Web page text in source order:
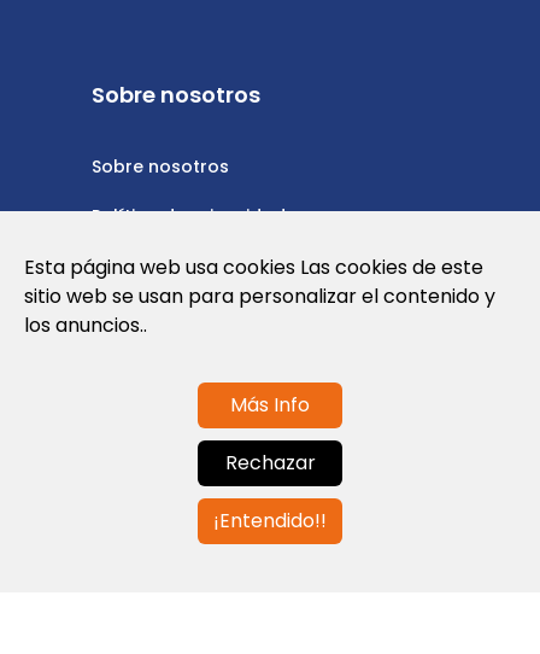
Sobre nosotros
Sobre nosotros
Política de privacidad
Política de cookies
Nota Legal y Condiciones de Uso de la
Contáctanos
info@globalagents.net
Esta página web usa cookies Las cookies de este
sitio web se usan para personalizar el contenido y
los anuncios..
Más Info
Rechazar
¡Entendido!!